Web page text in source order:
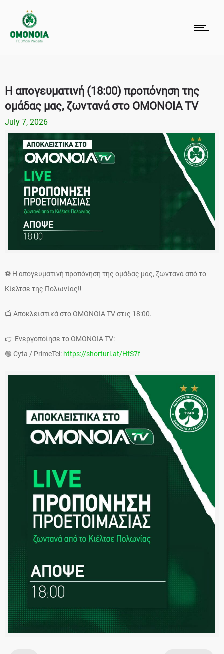
Η απογευματινή (18:00) προπόνηση της
ομάδας μας, ζωντανά στο OMONOIA TV
July 7, 2026
⚽ Η απογευματινή προπόνηση της ομάδας μας, ζωντανά από το
Κίελτσε της Πολωνίας‼️
📺 Αποκλειστικά στο OMONOIA TV στις 18:00.
👉 Ενεργοποίησε το OMONOIA TV:
🟢⁠ Cyta / PrimeTel:⁠ https://shorturl.at/HfS7f